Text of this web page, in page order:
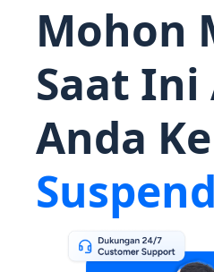
Mohon
Saat Ini
Anda